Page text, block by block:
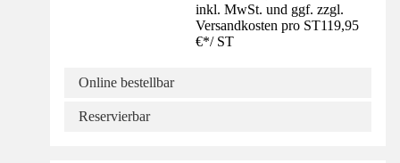
inkl. MwSt. und ggf. zzgl.
Versandkosten pro ST119,95
€*/ ST
Online bestellbar
Reservierbar